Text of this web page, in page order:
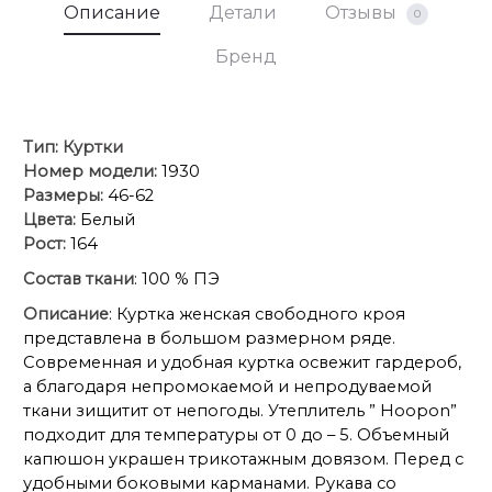
Описание Детали Отзывы 0
Бренд
Тип: Куртки
Номер модели: 1930
Размеры: 46-62
Цвета: Белый
Рост: 164
Состав ткани: 100 % ПЭ
Описание: Куртка женская свободного кроя
представлена в большом размерном ряде.
Современная и удобная куртка освежит гардероб,
а благодаря непромокаемой и непродуваемой
ткани зищитит от непогоды. Утеплитель ” Hoopon”
подходит для температуры от 0 до – 5. Объемный
капюшон украшен трикотажным довязом. Перед с
удобными боковыми карманами. Рукава со